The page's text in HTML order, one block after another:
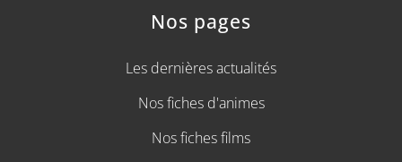
Nos pages
Les dernières actualités
Nos fiches d'animes
Nos fiches films